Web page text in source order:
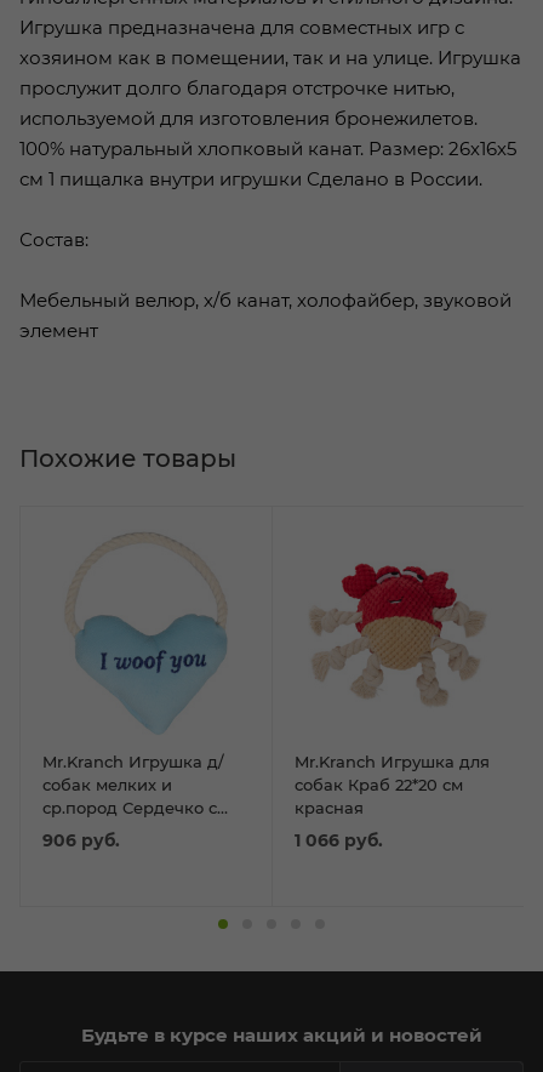
Игрушка предназначена для совместных игр с
хозяином как в помещении, так и на улице. Игрушка
прослужит долго благодаря отстрочке нитью,
используемой для изготовления бронежилетов.
100% натуральный хлопковый канат. Размер: 26х16х5
см 1 пищалка внутри игрушки Сделано в России.
Состав:
Мебельный велюр, х/б канат, холофайбер, звуковой
элемент
Mr.Kranch Игрушка д/
собак мелких и
ср.пород Сердечко с
канатом и пищалкой
15*12*4см голуб.
906 руб.
Mr.Kranch Игрушка для
собак Краб 22*20 см
красная
1 066 руб.
Похожие товары
Будьте в курсе наших акций и новостей